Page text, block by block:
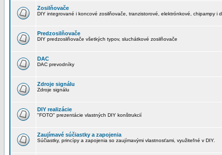
Zosilňovače
DIY integrované i koncové zosilňovače, tranzistorové, elektrónkové, chipampy i
Predzosilňovače
DIY predzosilňovače všetkých typov, sluchátkové zosilňovače
DAC
DAC prevodníky
Zdroje signálu
Zdroje signálu
DIY realizácie
"FOTO" prezentácie vlastných DIY konštrukcií
Zaujímavé súčiastky a zapojenia
Súčiastky, princípy a zapojenia so zaujímavými vlastnosťami, využiteľné v DIY.